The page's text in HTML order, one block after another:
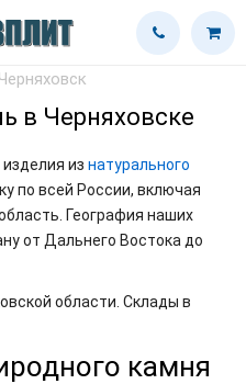
в Черняховске
из натурального
по всей России, включая
География наших
от Дальнего Востока до
области. Склады в
камня